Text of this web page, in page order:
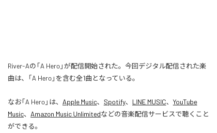
River-Aの「A Hero」が配信開始された。今回デジタル配信された楽
曲は、「A Hero」を含む全1曲となっている。
なお「A Hero 」は、 Apple Music、 Spotify、 LINE MUSIC、 YouTube
Music、 Amazon Music Unlimitedなどの音楽配信サービスで聴くこと
ができる。